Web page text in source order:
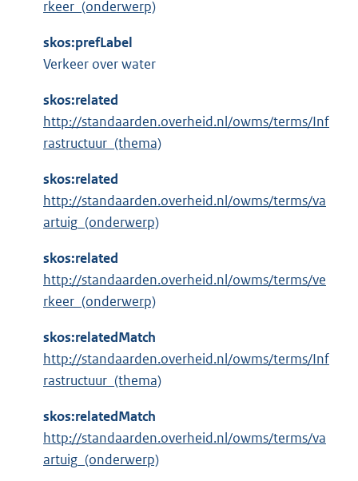
rkeer_(onderwerp)
skos:prefLabel
Verkeer over water
skos:related
http://standaarden.overheid.nl/owms/terms/Inf
rastructuur_(thema)
skos:related
http://standaarden.overheid.nl/owms/terms/va
artuig_(onderwerp)
skos:related
http://standaarden.overheid.nl/owms/terms/ve
rkeer_(onderwerp)
skos:relatedMatch
http://standaarden.overheid.nl/owms/terms/Inf
rastructuur_(thema)
skos:relatedMatch
http://standaarden.overheid.nl/owms/terms/va
artuig_(onderwerp)